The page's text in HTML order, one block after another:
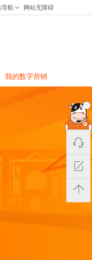
我的数字营销